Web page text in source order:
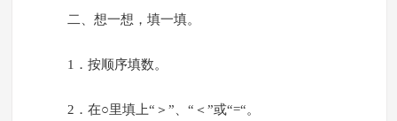
二、想一想，填一填。
1．按顺序填数。
2．在○里填上“＞”、“＜”或“=“。